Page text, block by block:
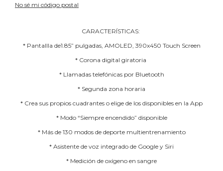
No sé mi código postal
CARACTERÍSTICAS:
* Pantallla de1.85” pulgadas, AMOLED, 390x450 Touch Screen
* Corona digital giratoria
* Llamadas telefónicas por Bluetooth
* Segunda zona horaria
* Crea sus propios cuadrantes o elige de los disponibles en la App
* Modo “Siempre encendido” disponible
* Más de 130 modos de deporte multientrenamiento
* Asistente de voz integrado de Google y Siri
* Medición de oxígeno en sangre